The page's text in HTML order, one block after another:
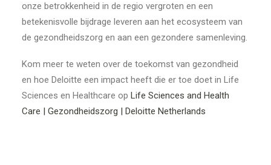
onze betrokkenheid in de regio vergroten en een
betekenisvolle bijdrage leveren aan het ecosysteem van
de gezondheidszorg en aan een gezondere samenleving.
Kom meer te weten over de toekomst van gezondheid
en hoe Deloitte een impact heeft die er toe doet in Life
Sciences en Healthcare op Life Sciences and Health
Care | Gezondheidszorg | Deloitte Netherlands